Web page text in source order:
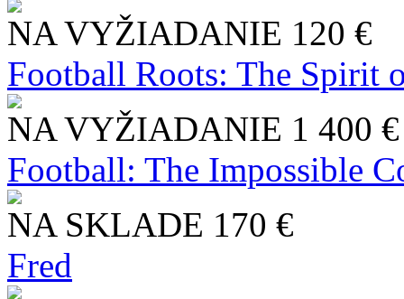
NA VYŽIADANIE 120 €
Football Roots: The Spirit
NA VYŽIADANIE 1 400 €
Football: The Impossible
NA SKLADE 170 €
Fred